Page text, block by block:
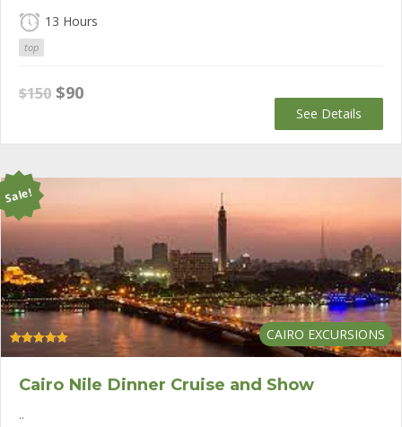
13 Hours
top
$150 Original
$150.
$90Current
$90.
See Details
Sale!
CAIRO EXCURSIONS
Cairo Nile Dinner Cruise and Show
..